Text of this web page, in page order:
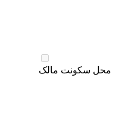
محل سکونت مالک